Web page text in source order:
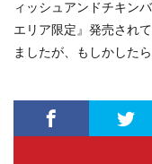
ィッシュアンドチキン
エリア限定』発売され
ましたが、もしかした